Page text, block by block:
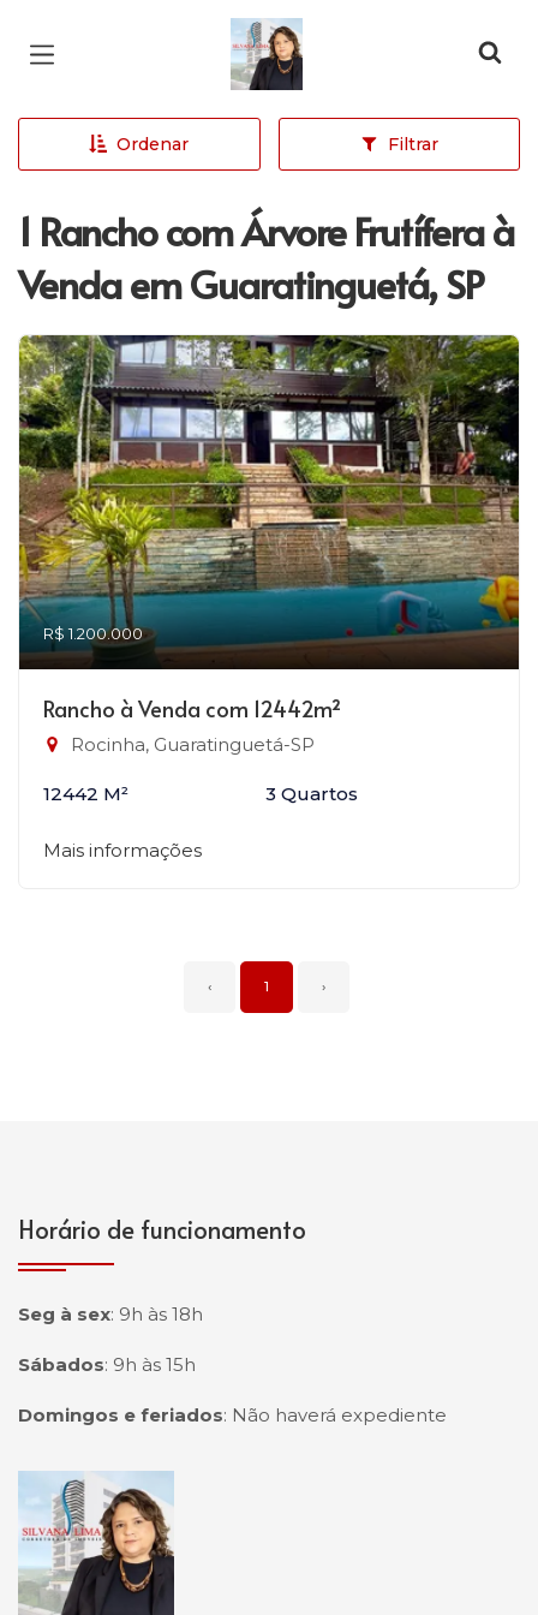
Página inicial
Ordenar Filtrar
1 Rancho com Árvore Frutífera à
Venda em Guaratinguetá, SP
R$ 1.200.000
Rancho à Venda com 12442m²
Rocinha, Guaratinguetá-SP
12442 M² 3 Quartos
Mais informações
‹ 1 ›
Horário de funcionamento
Seg à sex: 9h às 18h
Sábados: 9h às 15h
Domingos e feriados: Não haverá expediente
Página inicial